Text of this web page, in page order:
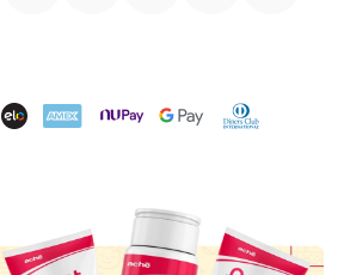
ELO AMEX NuPay Google PayDiners Club